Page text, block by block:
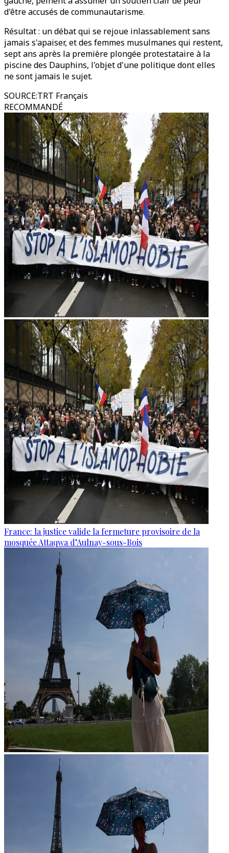
d'être accusés de communautarisme.
Résultat : un débat qui se rejoue inlassablement sans
jamais s'apaiser, et des femmes musulmanes qui restent,
sept ans après la première plongée protestataire à la
piscine des Dauphins, l'objet d'une politique dont elles
ne sont jamais le sujet.
SOURCE:TRT Français
RECOMMANDÉ
France: la justice valide la fermeture provisoire de la
mosquée Attaqwa d’Aulnay-sous-Bois